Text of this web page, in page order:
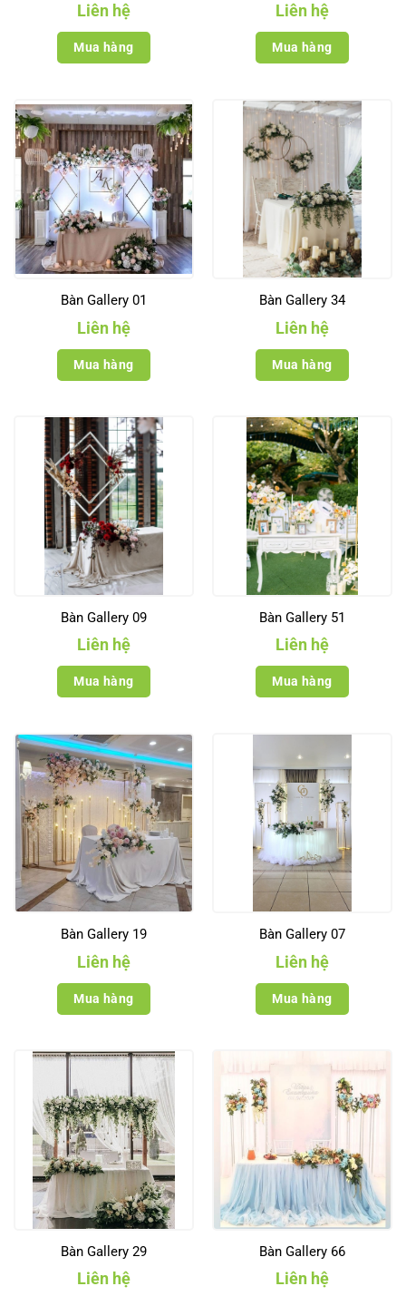
Liên hệ
Mua hàng
Liên hệ
Mua hàng
Bàn Gallery 01
Liên hệ
Mua hàng
Bàn Gallery 34
Liên hệ
Mua hàng
Bàn Gallery 09
Liên hệ
Mua hàng
Bàn Gallery 51
Liên hệ
Mua hàng
Bàn Gallery 19
Liên hệ
Mua hàng
Bàn Gallery 07
Liên hệ
Mua hàng
Bàn Gallery 29
Liên hệ
Bàn Gallery 66
Liên hệ